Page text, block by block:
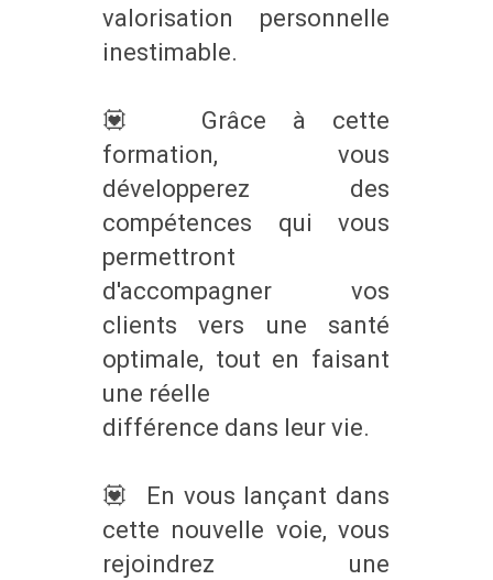
valorisation personnelle
inestimable.
💟 Grâce à cette
formation, vous
développerez des
compétences qui vous
permettront
d'accompagner vos
clients vers une santé
optimale, tout en faisant
une réelle
différence dans leur vie.
💟 En vous lançant dans
cette nouvelle voie, vous
rejoindrez une